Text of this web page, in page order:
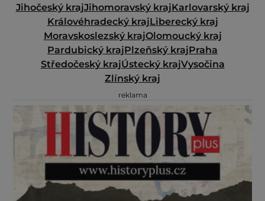
Jihočeský krajJihomoravský krajKarlovarský kraj
Královéhradecký krajLiberecký kraj
Moravskoslezský krajOlomoucký kraj
Pardubický krajPlzeňský krajPraha
Středočeský krajÚstecký krajVysočina
Zlínský kraj
reklama